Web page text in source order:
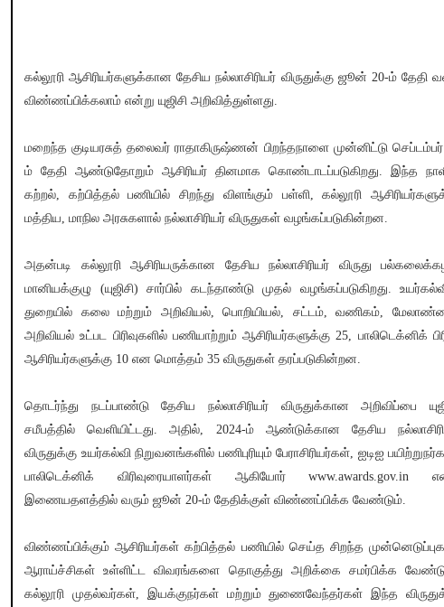
கல்லூரி ஆசிரியர்களுக்கான தேசிய நல்லாசிரியர் விருதுக்கு ஜூன் 20-ம் தேதி
விண்ணப்பிக்கலாம் என்று யுஜிசி அறிவித்துள்ளது.
மறைந்த குடியரசுத் தலைவர் ராதாகிருஷ்ணன் பிறந்தநாளை முன்னிட்டு
ம் தேதி ஆண்டுதோறும் ஆசிரியர் தினமாக கொண்டாடப்படுகிறது. இந்த
கற்றல், கற்பித்தல் பணியில் சிறந்து விளங்கும் பள்ளி, கல்லூரி
மத்திய, மாநில அரசுகளால் நல்லாசிரியர் விருதுகள் வழங்கப்படுகின்றன.
அதன்படி கல்லூரி ஆசிரியருக்கான தேசிய நல்லாசிரியர் விருது
மானியக்குழு (யுஜிசி) சார்பில் கடந்தாண்டு முதல் வழங்கப்படுகிறது.
துறையில் கலை மற்றும் அறிவியல், பொறியியல், சட்டம், வணிகம்,
அறிவியல் உட்பட பிரிவுகளில் பணியாற்றும் ஆசிரியர்களுக்கு 25, பாலிடெக்னிக்
ஆசிரியர்களுக்கு 10 என மொத்தம் 35 விருதுகள் தரப்படுகின்றன.
தொடர்ந்து நடப்பாண்டு தேசிய நல்லாசிரியர் விருதுக்கான அறிவிப்பை
சமீபத்தில் வெளியிட்டது. அதில், 2024-ம் ஆண்டுக்கான தேசிய
விருதுக்கு உயர்கல்வி நிறுவனங்களில் பணிபுரியும் பேராசிரியர்கள், ஐடிஐ
பாலிடெக்னிக் விரிவுரையாளர்கள் ஆகியோர் www.awards.gov.in
இணையதளத்தில் வரும் ஜூன் 20-ம் தேதிக்குள் விண்ணப்பிக்க வேண்டும்.
விண்ணப்பிக்கும் ஆசிரியர்கள் கற்பித்தல் பணியில் செய்த சிறந்த
ஆராய்ச்சிகள் உள்ளிட்ட விவரங்களை தொகுத்து அறிக்கை சமர்பிக்க
கல்லூரி முதல்வர்கள், இயக்குநர்கள் மற்றும் துணைவேந்தர்கள் இந்த